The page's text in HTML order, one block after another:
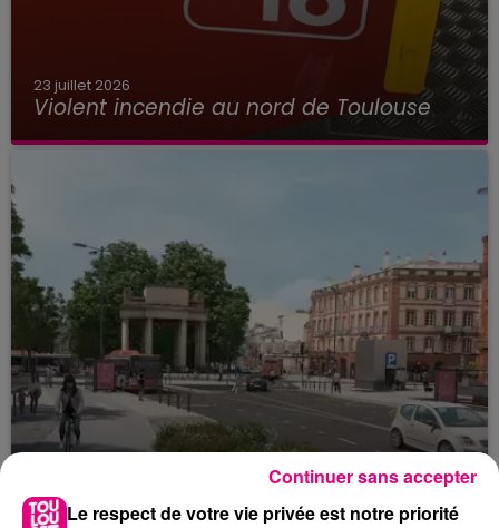
23 juillet 2026
Violent incendie au nord de Toulouse
Le respect de votre vie privée est notre priorité
Continuer sans accepter